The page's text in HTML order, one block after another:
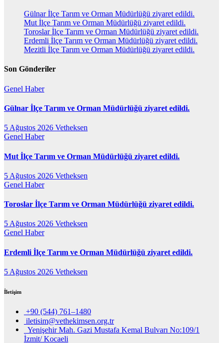
Gülnar İlçe Tarım ve Orman Müdürlüğü ziyaret edildi.
Mut İlçe Tarım ve Orman Müdürlüğü ziyaret edildi.
Toroslar İlçe Tarım ve Orman Müdürlüğü ziyaret edildi.
Erdemli İlçe Tarım ve Orman Müdürlüğü ziyaret edildi.
Mezitli İlçe Tarım ve Orman Müdürlüğü ziyaret edildi.
Son Gönderiler
Genel Haber
Gülnar İlçe Tarım ve Orman Müdürlüğü ziyaret edildi.
5 Ağustos 2026 Vetheksen
Genel Haber
Mut İlçe Tarım ve Orman Müdürlüğü ziyaret edildi.
5 Ağustos 2026 Vetheksen
Genel Haber
Toroslar İlçe Tarım ve Orman Müdürlüğü ziyaret edildi.
5 Ağustos 2026 Vetheksen
Genel Haber
Erdemli İlçe Tarım ve Orman Müdürlüğü ziyaret edildi.
5 Ağustos 2026 Vetheksen
İletişim
+90 (544) 761–1480
iletisim@vethekimsen.org.tr
Yenişehir Mah. Gazi Mustafa Kemal Bulvarı No:109/1
İzmit/ Kocaeli